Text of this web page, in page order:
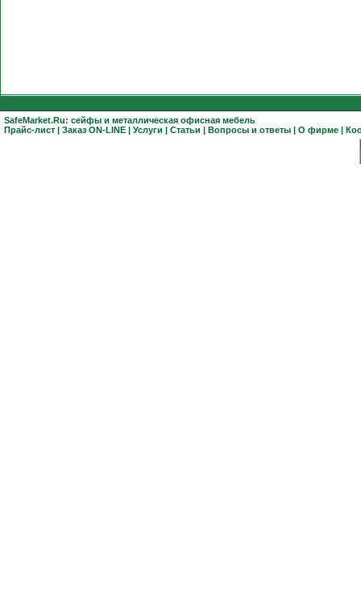
SafeMarket.Ru: сейфы и металлическая офисная мебель
Прайс-лист | Заказ ON-LINE | Услуги | Статьи | Вопросы и ответы | О фирме |